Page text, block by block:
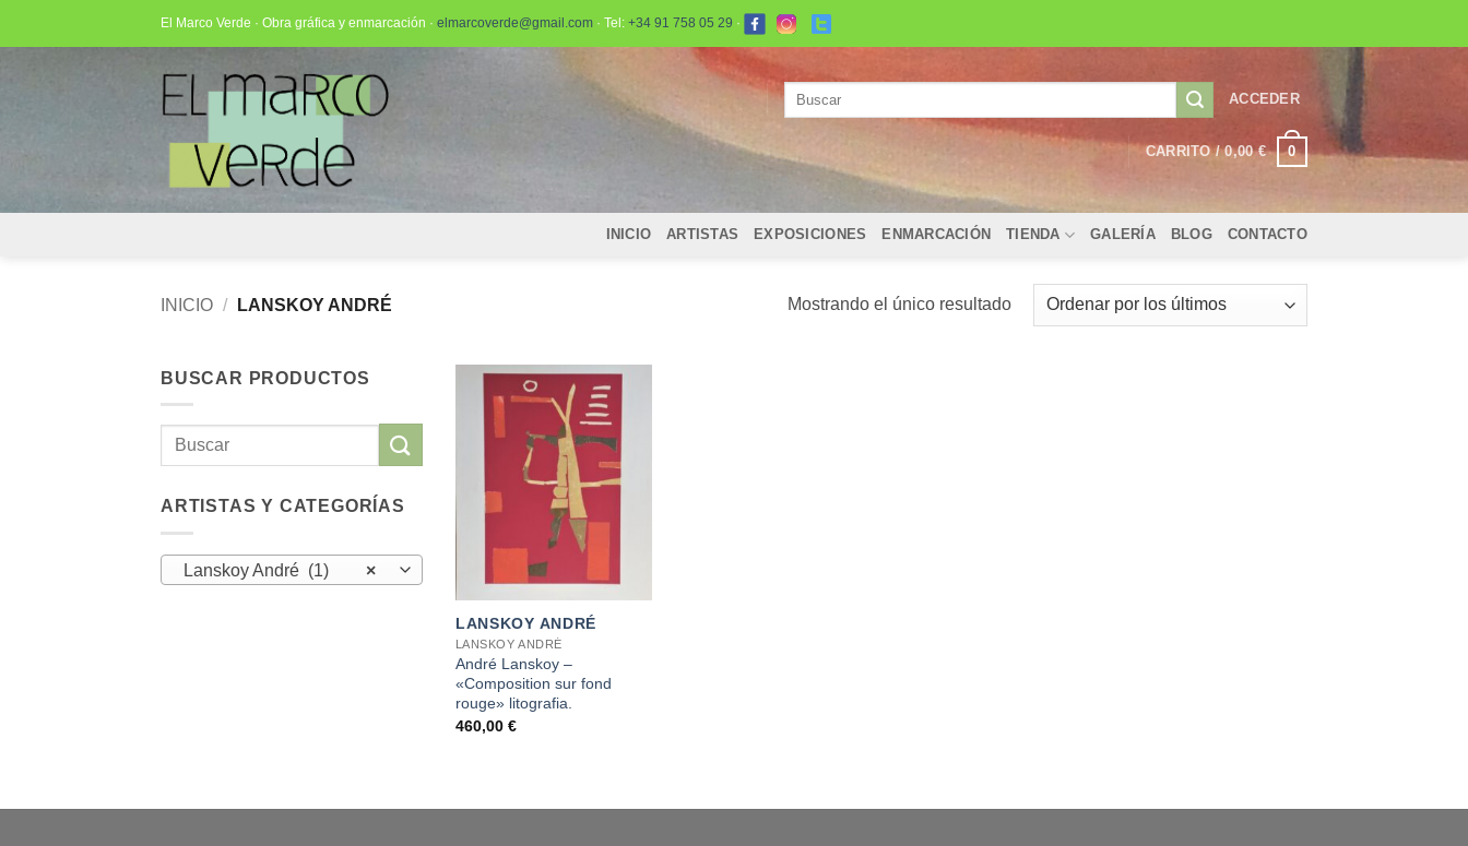
El Marco Verde · Obra gráfica y enmarcación · elmarcoverde@gmail.com · Tel: +34 91 758 05 29 ·
ACCEDER
CARRITO /0,00€ 0
INICIO ARTISTAS EXPOSICIONES ENMARCACIÓN TIENDA GALERÍA BLOG CONTACTO
INICIO / LANSKOY ANDRÉ Mostrando el único resultado
BUSCAR PRODUCTOS
Buscar
ARTISTAS Y CATEGORÍAS
×
Lanskoy André (1)
LANSKOY ANDRÉ
LANSKOY ANDRÉ
André Lanskoy –
«Composition sur fond
rouge» litografia.
460,00 €